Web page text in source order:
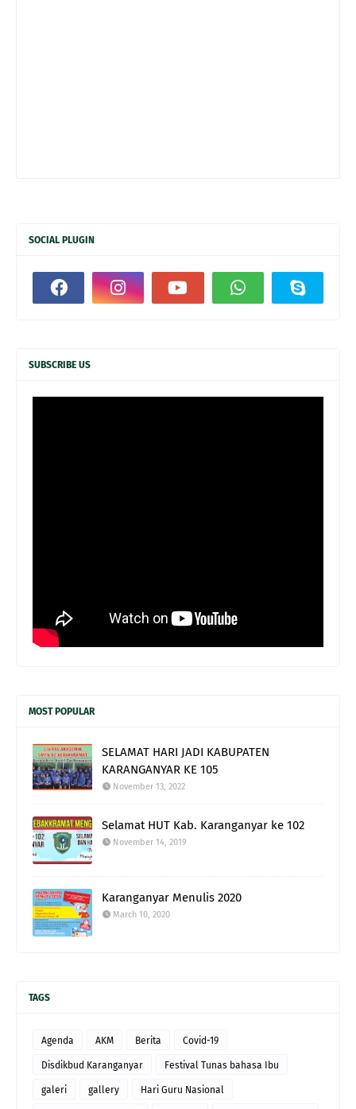
SOCIAL PLUGIN
SUBSCRIBE US
MOST POPULAR
SELAMAT HARI JADI KABUPATEN
KARANGANYAR KE 105
November 13, 2022
Selamat HUT Kab. Karanganyar ke 102
November 14, 2019
Karanganyar Menulis 2020
March 10, 2020
TAGS
Agenda AKM Berita Covid-19
Disdikbud Karanganyar Festival Tunas bahasa Ibu
galeri gallery Hari Guru Nasional